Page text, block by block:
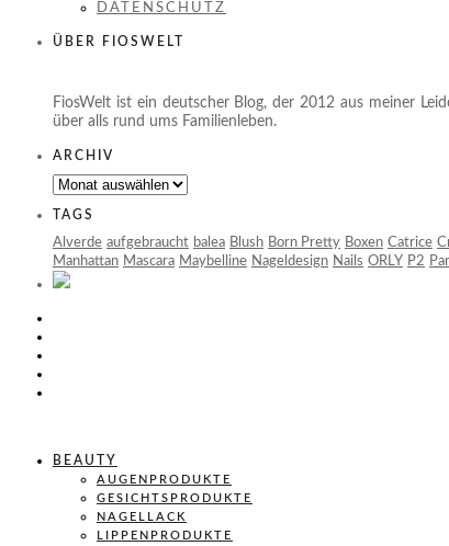
DATENSCHUTZ
ÜBER FIOSWELT
FiosWelt ist ein deutscher Blog, der 2012 aus meiner
über alls rund ums Familienleben.
ARCHIV
Archiv
TAGS
Alverde aufgebraucht balea Blush Born Pretty Boxen Catrice
Manhattan Mascara Maybelline Nageldesign Nails ORLY P2
BEAUTY
AUGENPRODUKTE
GESICHTSPRODUKTE
NAGELLACK
LIPPENPRODUKTE